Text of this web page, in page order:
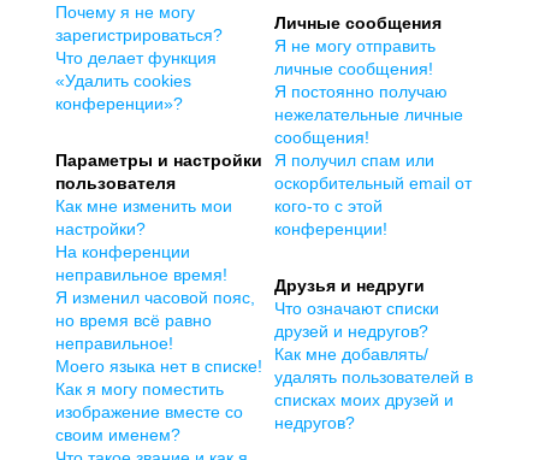
Почему я не могу
зарегистрироваться?
Что делает функция
«Удалить cookies
конференции»?
Параметры и настройки
пользователя
Как мне изменить мои
настройки?
На конференции
неправильное время!
Я изменил часовой пояс,
но время всё равно
неправильное!
Моего языка нет в списке!
Как я могу поместить
изображение вместе со
своим именем?
Личные сообщения
Я не могу отправить
личные сообщения!
Я постоянно получаю
нежелательные личные
сообщения!
Я получил спам или
оскорбительный email от
кого-то с этой
конференции!
Друзья и недруги
Что означают списки
друзей и недругов?
Как мне добавлять/
удалять пользователей в
списках моих друзей и
недругов?